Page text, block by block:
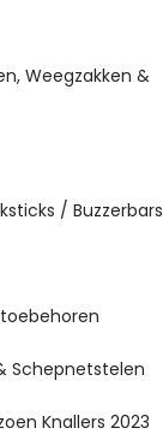
Weegzakken &
/ Buzzerbars
Schepnetstelen
Knallers 2023